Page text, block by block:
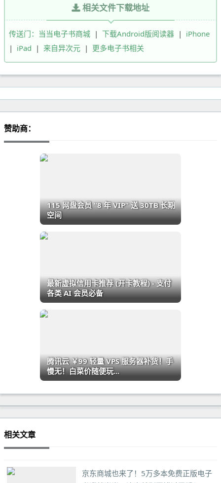
相关文件下载地址
传送门：当当电子书商城 | 下载Android版阅读器 | iPhone
| iPad | 来自异次元 | 更多电子书相关
赞助商：
115 网盘会员 “8 年 VIP” 送 30TB 长期
空间
最新虚拟信用卡推荐 (开卡教程) - 支付
各类 AI 会员必备
腾讯云 ￥99 轻量 VPS 服务器补货！手
慢无！白菜价随便玩...
相关文章
京东商城也来了！5万多本免费正版电子